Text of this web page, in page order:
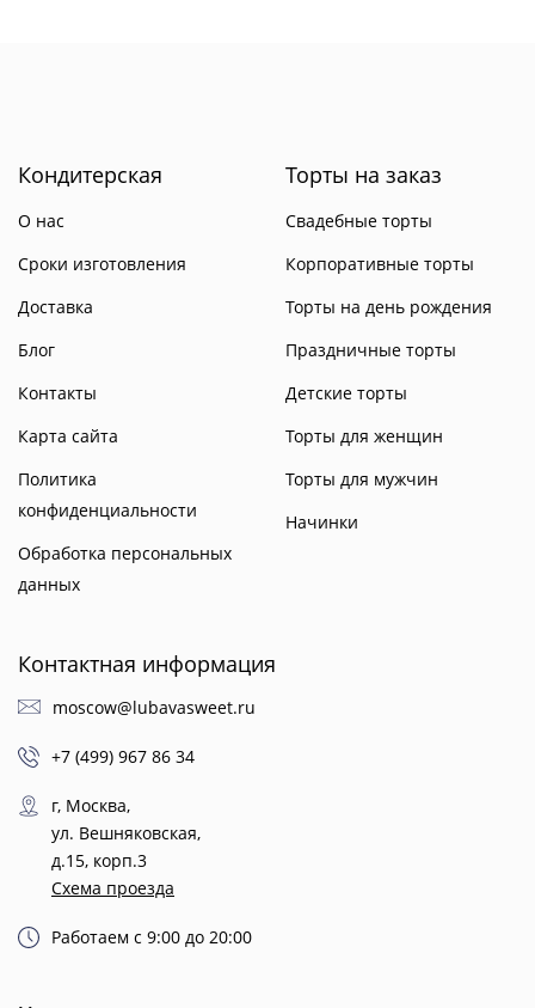
Кондитерская
О нас
Сроки изготовления
Доставка
Блог
Контакты
Карта сайта
Политика
конфиденциальности
Обработка персональных
данных
Торты на заказ
Свадебные торты
Корпоративные торты
Торты на день рождения
Праздничные торты
Детские торты
Торты для женщин
Торты для мужчин
Начинки
Контактная информация
moscow@lubavasweet.ru
+7 (499) 967 86 34
г, Москва,
ул. Вешняковская,
д.15, корп.3
Схема проезда
Работаем с 9:00 до 20:00